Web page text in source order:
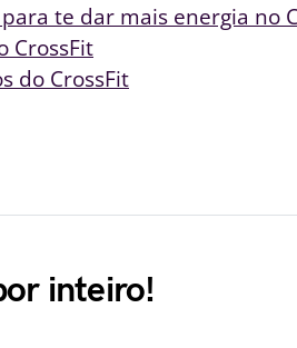
te dar mais energia no
CrossFit
do CrossFit
inteiro!